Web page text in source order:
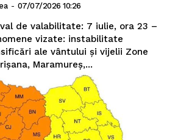
- 07/07/2026 10:26
de valabilitate: 7 iulie, ora 23 –
vizate: instabilitate
ale vântului și vijelii Zone
Maramureș,...